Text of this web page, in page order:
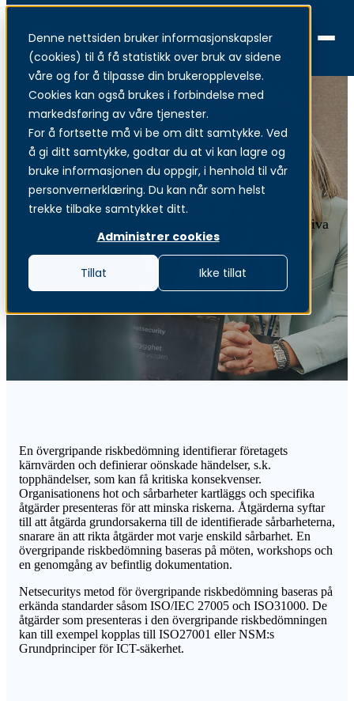
Denne nettsiden bruker informasjonskapsler
(cookies) til å få statistikk over bruk av sidene
våre og for å tilpasse din brukeropplevelse.
Cookies kan også brukes i forbindelse med
markedsføring av våre tjenester.
For å fortsette må vi be om ditt samtykke. Ved
å gi ditt samtykke, godtar du at vi kan lagre og
bruke informasjonen du oppgir, i henhold til vår
personvernerklæring. Du kan når som helst
trekke tilbake samtykket ditt.
Administrer cookies
Tillat Ikke tillat
Menu
Övergripande
riskbedömning
Identifiering av kärnvärden och definition av negativa
En övergripande riskbedömning identifierar företagets
kärnvärden och definierar oönskade händelser, s.k.
topphändelser, som kan få kritiska konsekvenser.
Organisationens hot och sårbarheter kartläggs och specifika
åtgärder presenteras för att minska riskerna. Åtgärderna syftar
till att åtgärda grundorsakerna till de identifierade sårbarheterna,
snarare än att rikta åtgärder mot varje enskild sårbarhet. En
övergripande riskbedömning baseras på möten, workshops och
en genomgång av befintlig dokumentation.
Netsecuritys metod för övergripande riskbedömning baseras på
erkända standarder såsom ISO/IEC 27005 och ISO31000. De
åtgärder som presenteras i den övergripande riskbedömningen
kan till exempel kopplas till ISO27001 eller NSM:s
Grundprinciper för ICT-säkerhet.